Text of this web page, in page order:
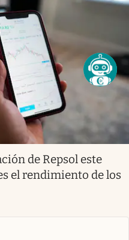
de Repsol este
el rendimiento de los